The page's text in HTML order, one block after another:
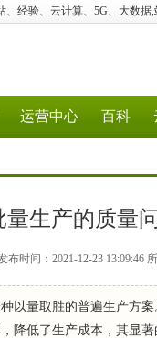
、经验、云计算、5G、大数据
运营中心 百科
量生产的质量
布时间：2021-12-23 13:09:46
以量取胜的普遍生产方
降低了生产成本，其显